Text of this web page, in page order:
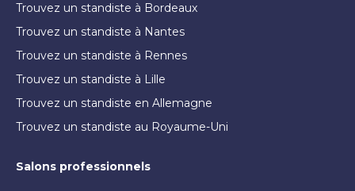
Trouvez un standiste à Bordeaux
Trouvez un standiste à Nantes
Trouvez un standiste à Rennes
Trouvez un standiste à Lille
Trouvez un standiste en Allemagne
Trouvez un standiste au Royaume-Uni
Salons professionnels